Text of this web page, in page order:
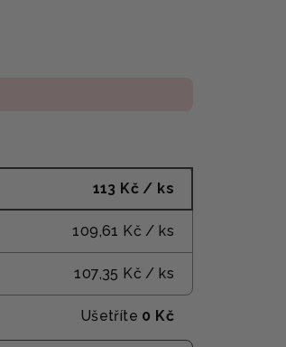
113 Kč / ks
109,61 Kč / ks
107,35 Kč / ks
Ušetříte 0 Kč